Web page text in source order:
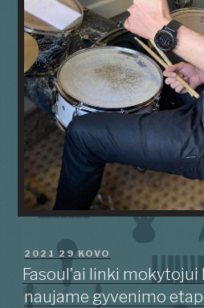
PASKELBTA
2021 29 KOVO
Fasoul’ai linki
naujame gyvenimo